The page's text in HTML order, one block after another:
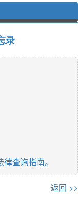
录
律查询指南。
返回 >>